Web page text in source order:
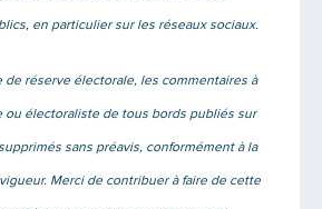
en particulier sur les réseaux sociaux.
de réserve électorale, les commentaires à
ou électoraliste de tous bords publiés sur
sans préavis, conformément à la
Merci de contribuer à faire de cette